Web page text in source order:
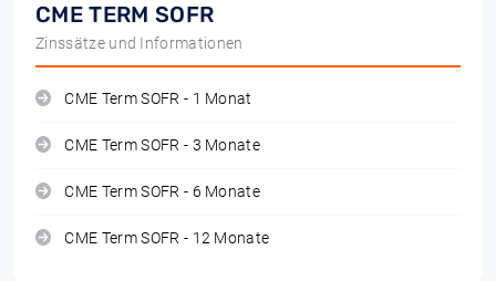
CME TERM SOFR
Zinssätze und Informationen
CME Term SOFR - 1 Monat
CME Term SOFR - 3 Monate
CME Term SOFR - 6 Monate
CME Term SOFR - 12 Monate